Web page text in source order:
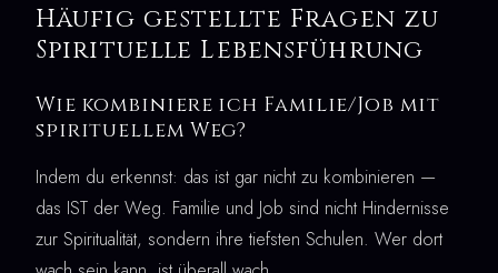
Häufig gestellte Fragen zu
Spirituelle Lebensführung
Wie kombiniere ich Familie/Job mit
spirituellem Weg?
Indem du erkennst: das ist gar nicht zu kombinieren —
das IST der Weg. Familie und Job sind nicht Hindernisse
zur Spiritualität, sondern ihre tiefsten Schulen. Wer dort